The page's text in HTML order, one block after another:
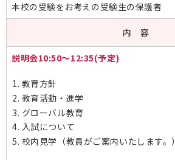
本校の受験をお考えの受験生の保護者
内 容
説明会10:50～12:35(予定)
教育方針
教育活動・進学
グローバル教育
入試について
校内見学（教員がご案内いたします。）